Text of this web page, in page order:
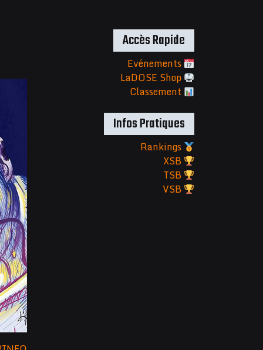
Accès Rapide
Evénements
LaDOSE Shop
Classement
Infos Pratiques
Rankings
XSB
TSB
VSB